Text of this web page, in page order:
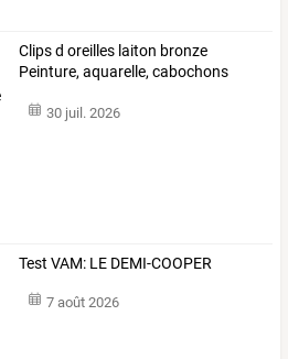
Clipsd oreilles laiton bronze
Peinture, aquarelle, cabochons
30 juil. 2026
Test VAM: LE DEMI-COOPER
7 août 2026